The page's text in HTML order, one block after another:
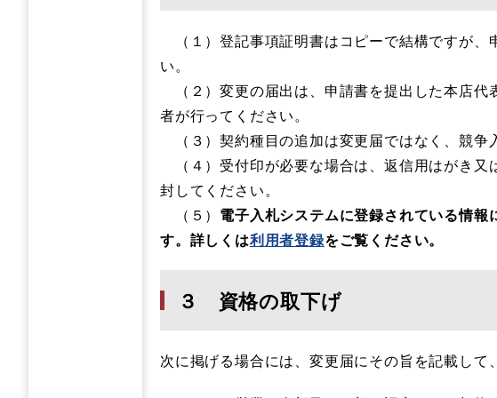
（１）登記事項証明書はコピーで結構ですが、
い。
（２）変更の届出は、申請書を提出した本店代
者が行ってください。
（３）契約種目の追加は変更届ではなく、競争
（４）受付印が必要な場合は、返信用はがき又
封してください。
（５） 電子入札システムに登録されている情
す。詳しくは利用者登録をご覧ください。
３ 資格の取下げ
次に掲げる場合には、変更届にその旨を記載して